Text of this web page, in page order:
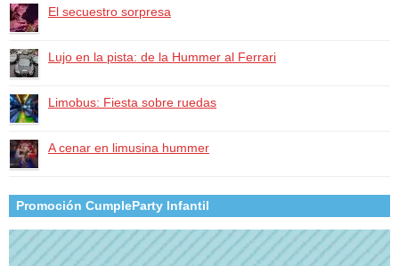
El secuestro sorpresa
Lujo en la pista: de la Hummer al Ferrari
Limobus: Fiesta sobre ruedas
A cenar en limusina hummer
Promoción CumpleParty Infantil